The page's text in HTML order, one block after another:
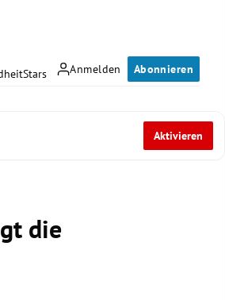
Anmelden Abonnieren
Stars
Aktivieren
die